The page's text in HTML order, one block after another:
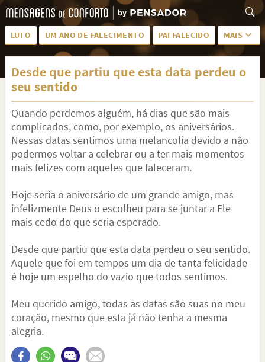
LUTO UM ANO DE FALECIMENTO PAI FALECIDO MAIS
LUTO PARA AMIGA PALAVRAS
SAUDADES DA MÃE PÊSAMES
PÊSAMES PARA AMIGA DESCANSE EM PAZ
MEUS SENTIMENTOS PÊSAMES PARA AMIGO
FRASES DE LUTO PARA AMIGO FIM DE NAMORO
TODAS AS CATEGORIAS
Desde que partiu que esta data perdeu o
seu sentido
Quando perdemos alguém, há dias que são mais
complicados, como, por exemplo, os aniversários.
Nessas datas sentimos uma melancolia devido a não
podermos voltar a celebrar ou a ter mais momentos
mais felizes com aqueles que faleceram.
Hoje seria o aniversário de um grande amigo, mas
infelizmente Deus o escolheu para se juntar a Ele
mais cedo do que seria esperado.
Desde que partiu que esta data perdeu o seu sentido.
Aquele que foi em tempos um dia de tanta felicidade
é hoje um espelho do vazio que todos sentimos.
Meu querido amigo, todas as datas são suas no meu
coração, mesmo que esta já não tenha a mesma
alegria.